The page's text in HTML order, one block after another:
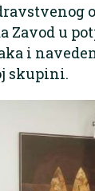
Zavod u
i
skupini.